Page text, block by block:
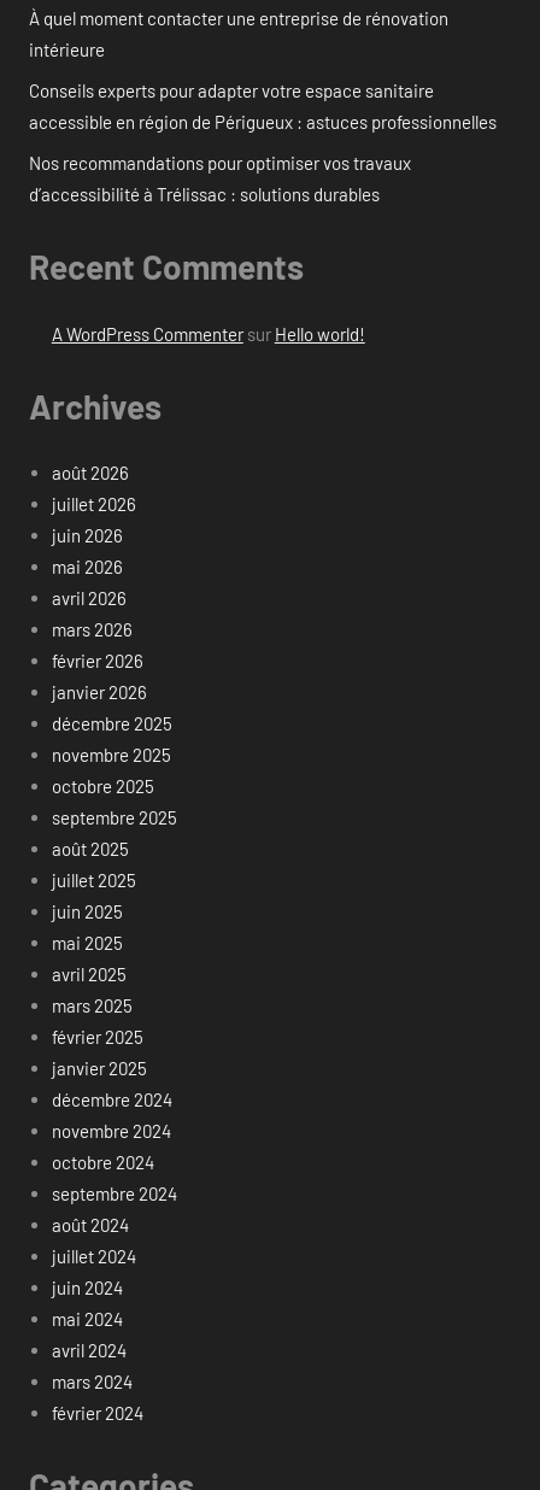
À quel moment contacter une entreprise de rénovation
intérieure
Conseils experts pour adapter votre espace sanitaire
accessible en région de Périgueux : astuces professionnelles
Nos recommandations pour optimiser vos travaux
d’accessibilité à Trélissac : solutions durables
Recent Comments
A WordPress Commentersur Hello world!
Archives
août 2026
juillet 2026
juin 2026
mai 2026
avril 2026
mars 2026
février 2026
janvier 2026
décembre 2025
novembre 2025
octobre 2025
septembre 2025
août 2025
juillet 2025
juin 2025
mai 2025
avril 2025
mars 2025
février 2025
janvier 2025
décembre 2024
novembre 2024
octobre 2024
septembre 2024
août 2024
juillet 2024
juin 2024
mai 2024
avril 2024
mars 2024
février 2024